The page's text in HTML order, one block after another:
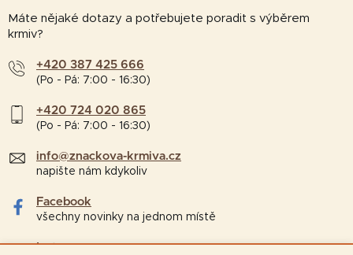
Máte nějaké dotazy a potřebujete poradit s výběrem
krmiv?
+420 387 425 666
(Po - Pá: 7:00 - 16:30)
+420 724 020 865
(Po - Pá: 7:00 - 16:30)
info@znackova-krmiva.cz
napište nám kdykoliv
Facebook
všechny novinky na jednom místě
Instagram